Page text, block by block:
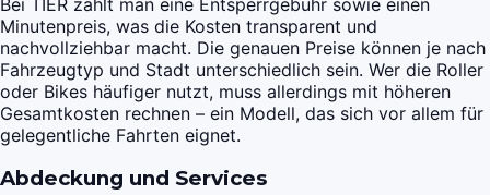
Minutenpreis, was die Kosten transparent und
nachvollziehbar macht. Die genauen Preise können je nach
Fahrzeugtyp und Stadt unterschiedlich sein. Wer die Roller
oder Bikes häufiger nutzt, muss allerdings mit höheren
Gesamtkosten rechnen – ein Modell, das sich vor allem für
gelegentliche Fahrten eignet.
Abdeckung und Services